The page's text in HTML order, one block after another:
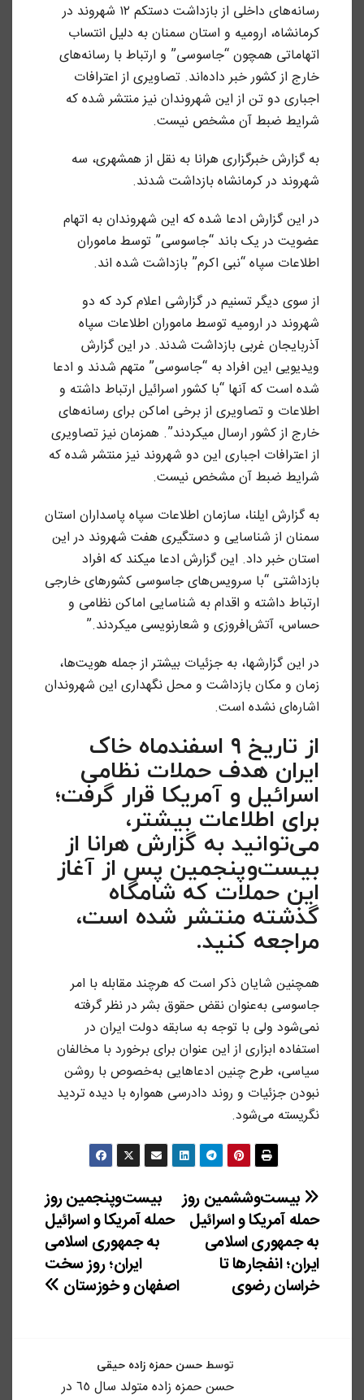
رسانه‌های داخلی از بازداشت دستکم ۱۲ شهروند در
کرمانشاه، ارومیه و استان سمنان به دلیل انتساب
اتهاماتی همچون “جاسوسی” و ارتباط با رسانه‌های
خارج از کشور خبر داده‌اند. تصاویری از اعترافات
اجباری دو تن از این شهروندان نیز منتشر شده که
شرایط ضبط آن مشخص نیست.
به گزارش خبرگزاری هرانا به نقل از همشهری، سه
شهروند در کرمانشاه بازداشت شدند.
در این گزارش ادعا شده که این شهروندان به اتهام
عضویت در یک باند “جاسوسی” توسط ماموران
اطلاعات سپاه “نبی اکرم” بازداشت شده اند.
از سوی دیگر تسنیم در گزارشی اعلام کرد که دو
شهروند در ارومیه توسط ماموران اطلاعات سپاه
آذربایجان غربی بازداشت شدند. در این گزارش
ویدیویی این افراد به “جاسوسی” متهم شدند و ادعا
شده است که آنها “با کشور اسرائیل ارتباط داشته و
اطلاعات و تصاویری از برخی اماکن برای رسانه‌های
خارج از کشور ارسال میکردند”. همزمان نیز تصاویری
از اعترافات اجباری این دو شهروند نیز منتشر شده که
شرایط ضبط آن مشخص نیست.
به گزارش ایلنا، سازمان اطلاعات سپاه پاسداران استان
سمنان از شناسایی و دستگیری هفت شهروند در این
استان خبر داد. این گزارش ادعا میکند که افراد
بازداشتی “با سرویس‌های جاسوسی کشورهای خارجی
ارتباط داشته و اقدام به شناسایی اماکن نظامی و
حساس، آتش‌افروزی و شعارنویسی میکردند.”
در این گزارشها، به جزئیات بیشتر از جمله هویت‌ها،
زمان و مکان بازداشت و محل نگهداری این شهروندان
اشاره‌ای نشده است.
از تاریخ ۹ اسفندماه خاک
ایران هدف حملات نظامی
اسرائیل و آمریکا قرار گرفت؛
برای اطلاعات بیشتر،
می‌توانید به گزارش هرانا از
بیست‌وپنجمین پس از آغاز
این حملات که شامگاه
گذشته منتشر شده است،
مراجعه کنید.
همچنین شایان ذکر است که هرچند مقابله با امر
جاسوسی به‌عنوان نقض حقوق بشر در نظر گرفته
نمی‌شود ولی با توجه به سابقه دولت ایران در
استفاده ابزاری از این عنوان برای برخورد با مخالفان
سیاسی، طرح چنین ادعاهایی به‌خصوص با روشن
نبودن جزئیات و روند دادرسی همواره با دیده تردید
نگریسته می‌شود.
راهبری
نوشته
بیست‌و‌پنجمین روز
حمله آمریکا و اسرائیل
به جمهوری اسلامی
ایران؛ روز سخت
اصفهان و خوزستان
بیست‌و‌ششمین روز
حمله آمریکا و اسرائیل
به جمهوری اسلامی
ایران؛ انفجارها تا
خراسان رضوی
توسط حسن حمزه زاده حیقی
حسن حمزه زاده متولد سال ٦٥ در